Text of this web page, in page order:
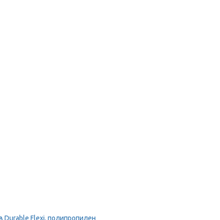
Flexi, полипропилен